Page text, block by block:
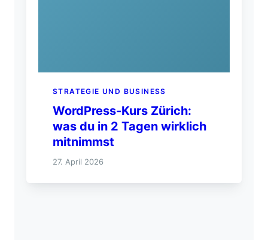
STRATEGIE UND BUSINESS
WordPress-Kurs Zürich:
was du in 2 Tagen wirklich
mitnimmst
27. April 2026